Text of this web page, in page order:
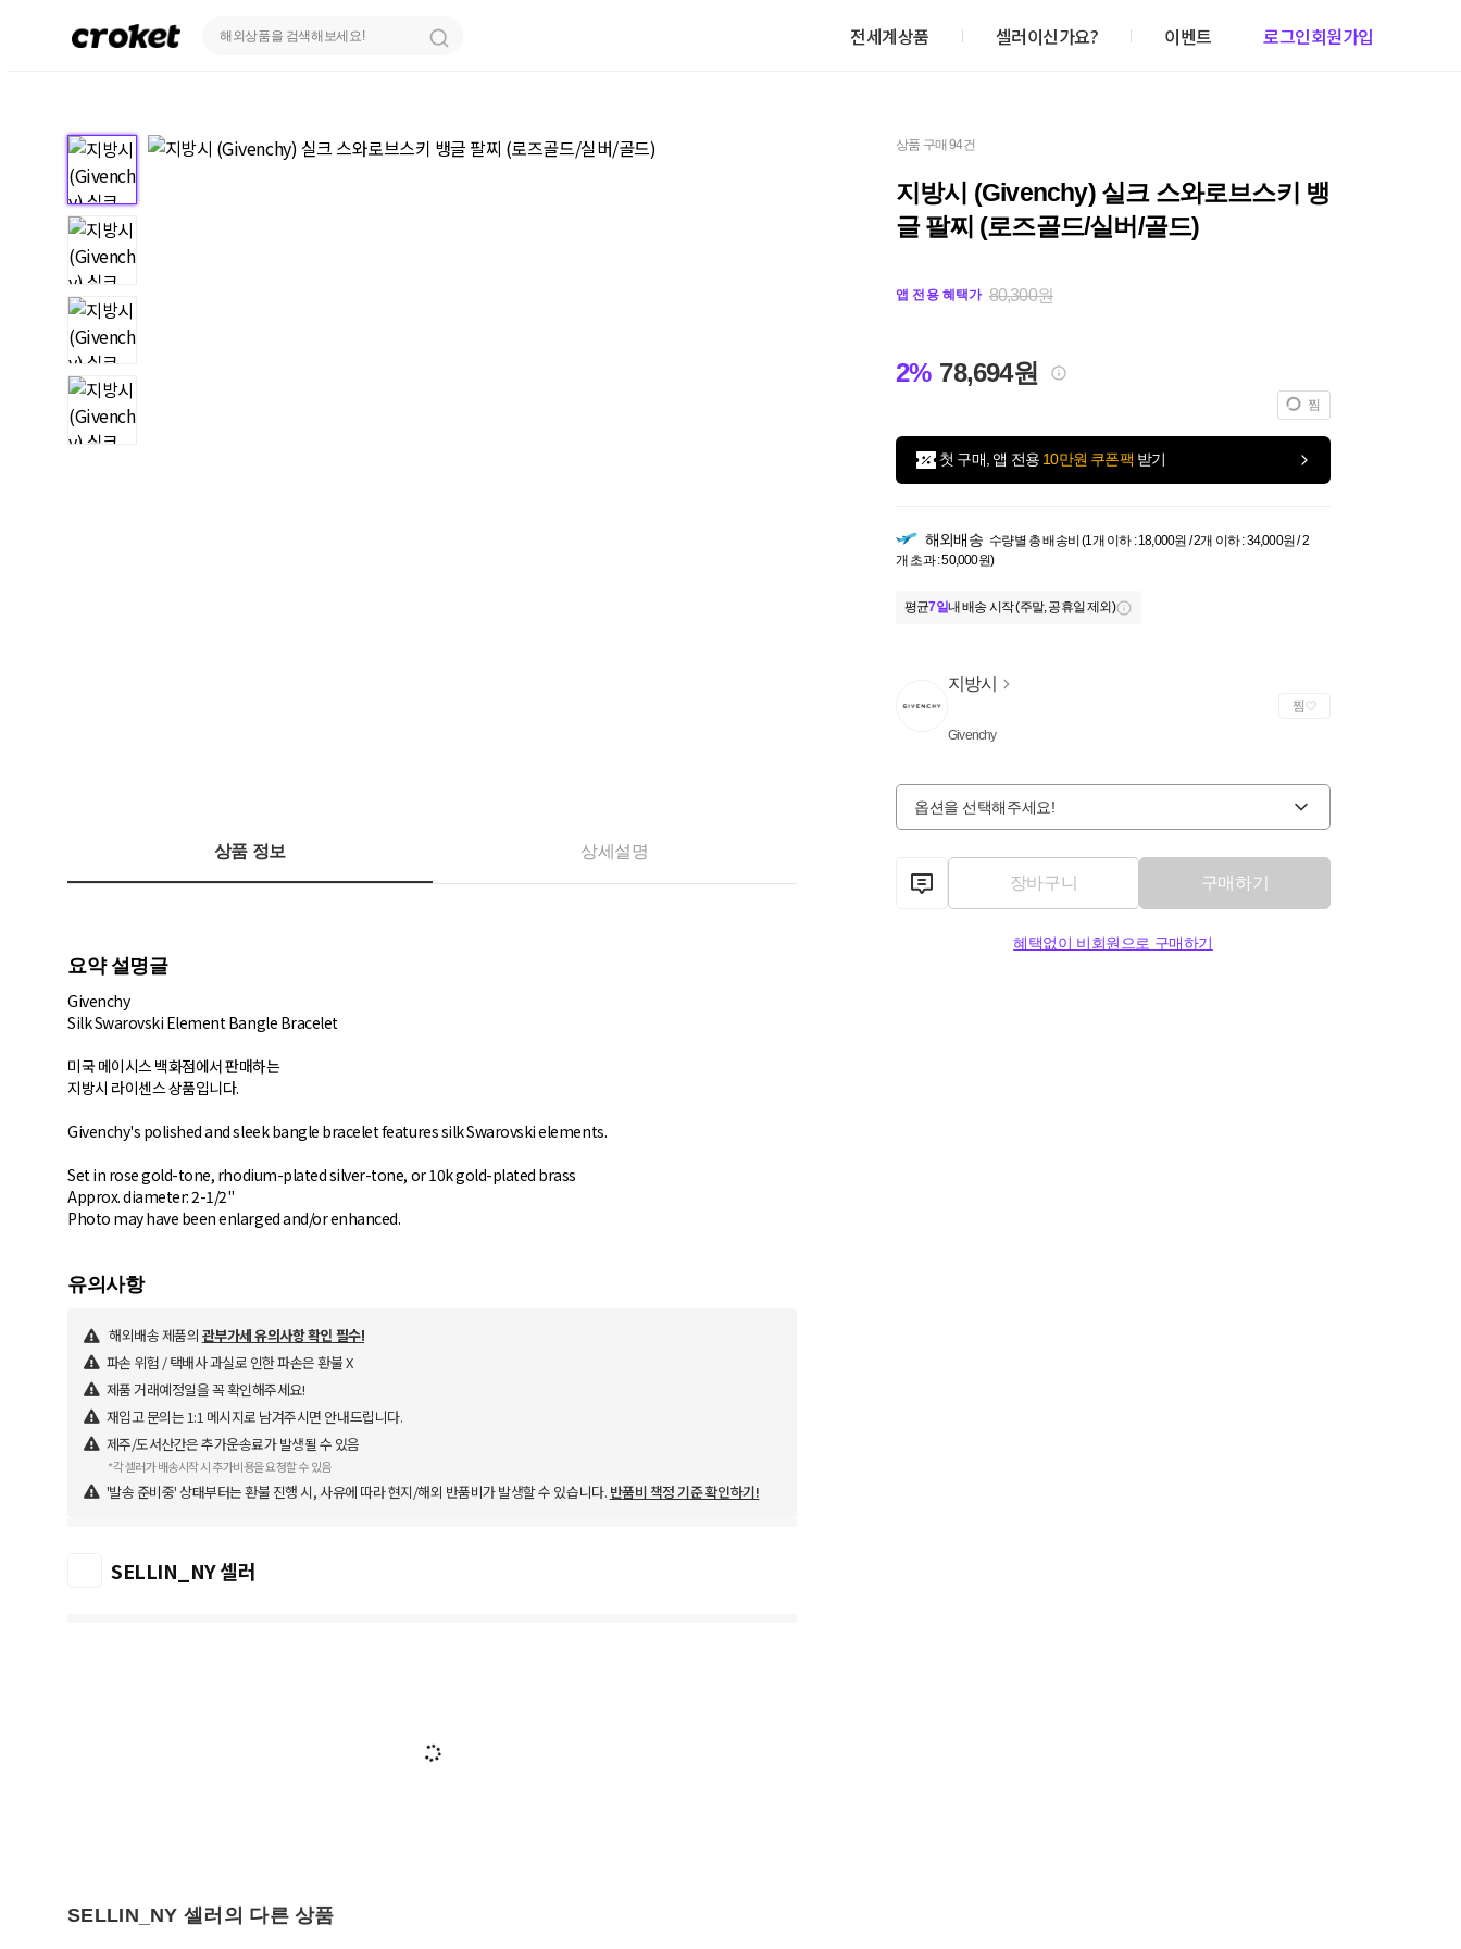
전세계상품 셀러이신가요? 이벤트 로그인회원가입
상품 구매 94건
지방시 (Givenchy) 실크 스와로브스키 뱅
글 팔찌 (로즈골드/실버/골드)
앱 전용 혜택가 80,300원
2% 78,694원
찜
첫 구매, 앱 전용 10만원 쿠폰팩 받기
해외배송 수량별 총 배송비 (1개 이하 : 18,000원 / 2개 이하 : 34,000원 / 2
개 초과 : 50,000원)
평균7일내 배송 시작 (주말, 공휴일 제외)
지방시
Givenchy
찜
옵션을 선택해주세요!
장바구니 구매하기
혜택없이 비회원으로 구매하기
상품 정보 상세설명
요약 설명글
Givenchy
Silk Swarovski Element Bangle Bracelet
미국 메이시스 백화점에서 판매하는
지방시 라이센스 상품입니다.
Givenchy's polished and sleek bangle bracelet features silk Swarovski elements.
Set in rose gold-tone, rhodium-plated silver-tone, or 10k gold-plated brass
Approx. diameter: 2-1/2"
유의사항
해외배송 제품의 관부가세 유의사항 확인 필수!
파손 위험 / 택배사 과실로 인한 파손은 환불 X
제품 거래예정일을 꼭 확인해주세요!
재입고 문의는 1:1 메시지로 남겨주시면 안내드립니다.
제주/도서산간은 추가운송료가 발생될 수 있음
*각 셀러가 배송시작 시 추가비용을 요청할 수 있음
'발송 준비중' 상태부터는 환불 진행 시, 사유에 따라 현지/해외 반품비가 발생할 수 있습니다. 반품비 책정 기준 확인하기!
SELLIN_NY 셀러
SELLIN_NY 셀러의 다른 상품